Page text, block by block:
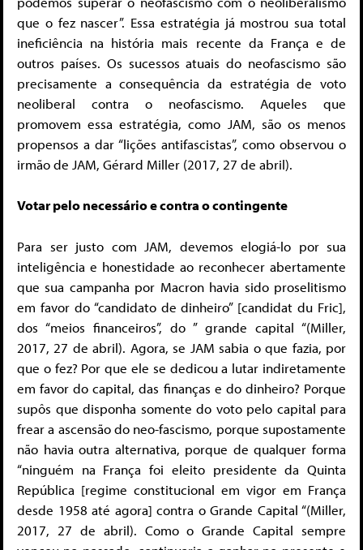
que o fez nascer”. Essa estratégia já mostrou sua total
ineficiência na história mais recente da França e de
outros países. Os sucessos atuais do neofascismo são
precisamente a consequência da estratégia de voto
neoliberal contra o neofascismo. Aqueles que
promovem essa estratégia, como JAM, são os menos
propensos a dar “lições antifascistas”, como observou o
irmão de JAM, Gérard Miller (2017, 27 de abril).
Votar pelo necessário e contra o contingente
Para ser justo com JAM, devemos elogiá-lo por sua
inteligência e honestidade ao reconhecer abertamente
que sua campanha por Macron havia sido proselitismo
em favor do “candidato de dinheiro” [candidat du Fric],
dos “meios financeiros”, do ” grande capital “(Miller,
2017, 27 de abril). Agora, se JAM sabia o que fazia, por
que o fez? Por que ele se dedicou a lutar indiretamente
em favor do capital, das finanças e do dinheiro? Porque
supôs que disponha somente do voto pelo capital para
frear a ascensão do neo-fascismo, porque supostamente
não havia outra alternativa, porque de qualquer forma
“ninguém na França foi eleito presidente da Quinta
República [regime constitucional em vigor em França
desde 1958 até agora] contra o Grande Capital “(Miller,
2017, 27 de abril). Como o Grande Capital sempre